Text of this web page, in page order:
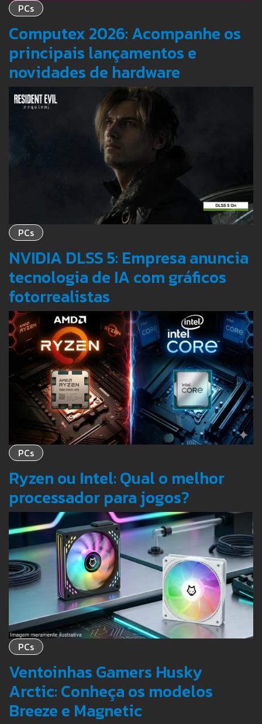
PCs
Computex 2026: Acompanhe os
principais lançamentos e
novidades de hardware
PCs
NVIDIA DLSS 5: Empresa anuncia
tecnologia de IA com gráficos
fotorrealistas
PCs
Ryzen ou Intel: Qual o melhor
processador para jogos?
PCs
Ventoinhas Gamers Husky
Arctic: Conheça os modelos
Breeze e Magnetic